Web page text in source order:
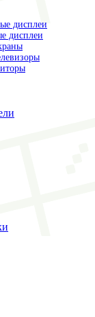
дисплеи
дисплеи